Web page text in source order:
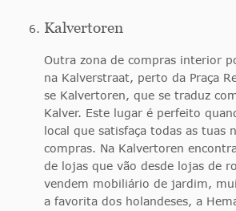
Kalvertoren
Outra zona de compras interior
na Kalverstraat, perto da Praça
se Kalvertoren, que se traduz
Kalver. Este lugar é perfeito
local que satisfaça todas as tuas
compras. Na Kalvertoren
de lojas que vão desde lojas de
vendem mobiliário de jardim,
a favorita dos holandeses, a